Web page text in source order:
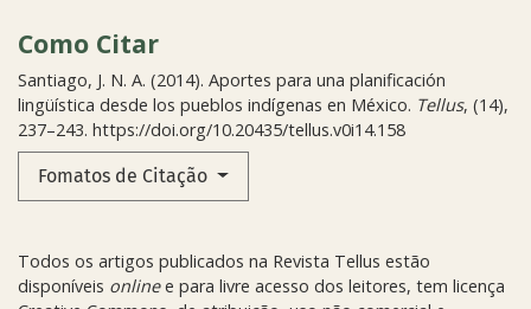
Como Citar
Santiago, J. N. A. (2014). Aportes para una planificación
lingüística desde los pueblos indígenas en México. Tellus, (14),
237–243. https://doi.org/10.20435/tellus.v0i14.158
Fomatos de Citação
Todos os artigos publicados na Revista Tellus estão
disponíveis onlinee para livre acesso dos leitores, tem licença